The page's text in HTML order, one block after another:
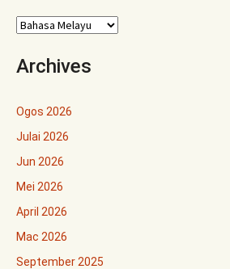
Archives
Ogos 2026
Julai 2026
Jun 2026
Mei 2026
April 2026
Mac 2026
September 2025